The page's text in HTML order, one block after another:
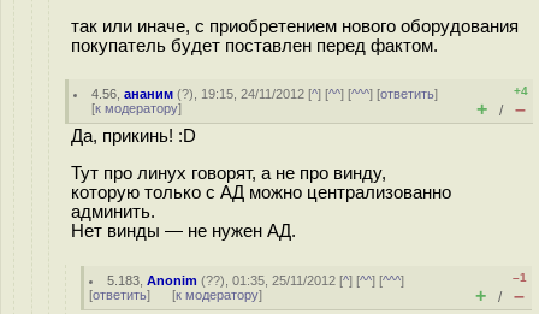
так или иначе, с приобретением нового оборудования
покупатель будет поставлен перед фактом.
4.56 ,ананим (?), 19:15, 24/11/2012 [^] [^^] [^^^] [ответить]
[к модератору]
+4
+ / –
Да, прикинь! :D
Тут про линух говорят, а не про винду,
которую только с АД можно централизованно
админить.
Нет винды — не нужен АД.
5.183 ,Anonim (??), 01:35, 25/11/2012 [^] [^^] [^^^]
[ответить] [к модератору]
–1
+ / –